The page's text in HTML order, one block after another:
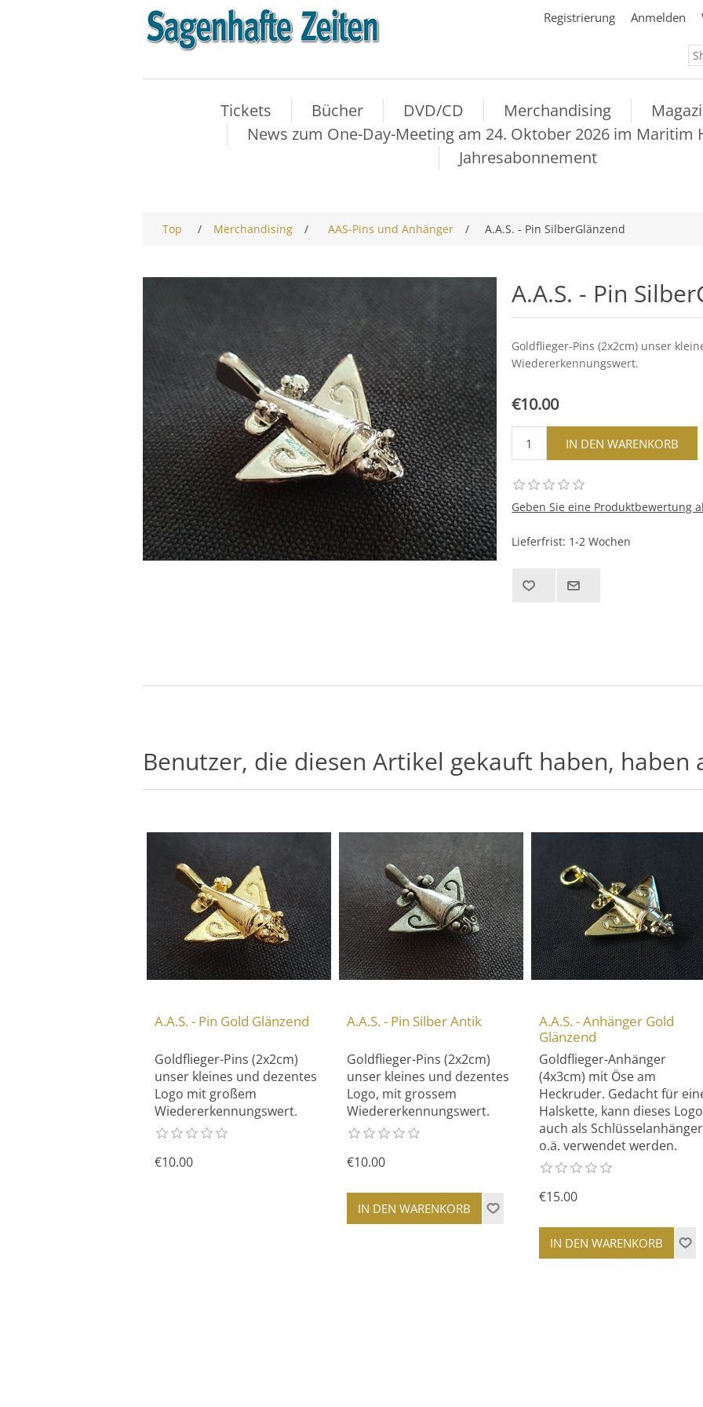
Registrierung Anmelden
Tickets Bücher DVD/CD Merchandising
News zum One-Day-Meeting am 24. Oktober 2026 im Maritim
Jahresabonnement
Top / Merchandising / AAS-Pins und Anhänger / A.A.S. - Pin SilberGlänzend
A.A.S. - Pin
Goldflieger-Pins (2x2cm) unser
Wiedererkennungswert.
€10.00
Geben Sie eine Produktbewertung
Lieferfrist: 1-2 Wochen
Benutzer, die diesen Artikel gekauft haben, haben
A.A.S. - Pin Gold Glänzend
Goldflieger-Pins (2x2cm)
unser kleines und dezentes
Logo mit großem
Wiedererkennungswert.
€10.00
A.A.S. - Pin Silber Antik
Goldflieger-Pins (2x2cm)
unser kleines und dezentes
Logo, mit grossem
Wiedererkennungswert.
€10.00
A.A.S. - Anhänger Gold
Glänzend
Goldflieger-Anhänger
(4x3cm) mit Öse am
Heckruder. Gedacht für
Halskette, kann dieses Logo
auch als Schlüsselanhänger
o.ä. verwendet werden.
€15.00